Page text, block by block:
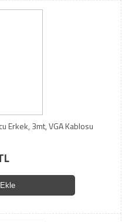
Erkek, 3mt, VGA Kablosu